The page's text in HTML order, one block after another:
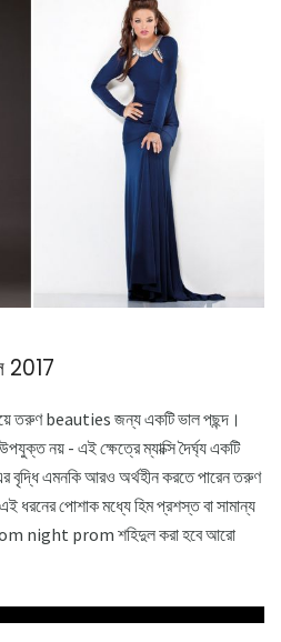
2017
তরুণ beauties জন্য একটি ভাল পছন্দ।
নয় - এই ক্ষেত্রে ম্যাক্সি দৈর্ঘ্য একটি
বৃদ্ধি এমনকি আরও অর্থহীন করতে পারেন তরুণ
ধরনের পোশাক মধ্যে হিম প্রশস্ত বা সামান্য
night prom শহিদুল করা হবে আরো